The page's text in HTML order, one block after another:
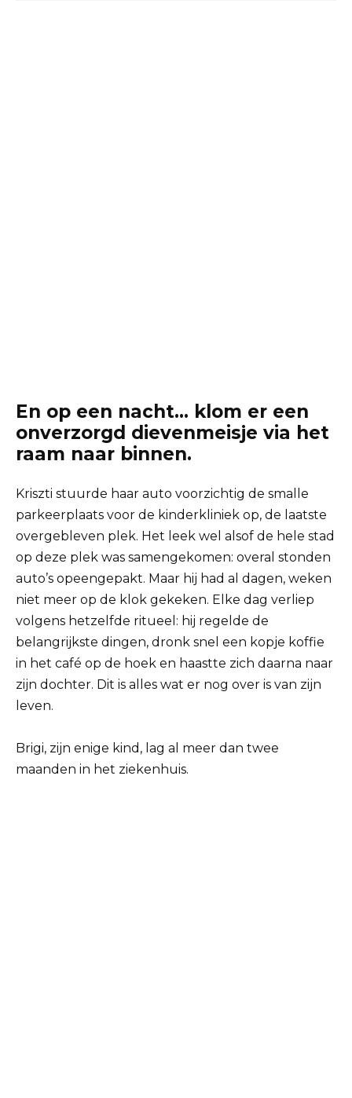
En op een nacht… klom er een
onverzorgd dievenmeisje via het
raam naar binnen.
Kriszti stuurde haar auto voorzichtig de smalle
parkeerplaats voor de kinderkliniek op, de laatste
overgebleven plek. Het leek wel alsof de hele stad
op deze plek was samengekomen: overal stonden
auto’s opeengepakt. Maar hij had al dagen, weken
niet meer op de klok gekeken. Elke dag verliep
volgens hetzelfde ritueel: hij regelde de
belangrijkste dingen, dronk snel een kopje koffie
in het café op de hoek en haastte zich daarna naar
zijn dochter. Dit is alles wat er nog over is van zijn
leven.
Brigi, zijn enige kind, lag al meer dan twee
maanden in het ziekenhuis.